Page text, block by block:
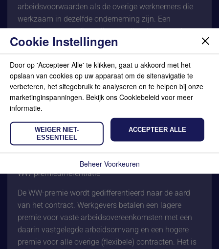
arbeidsvoorwaarden als de overige werknemers die
werkzaam in dezelfde onderneming zijn. Een
payrollwerkgever dient zijn payrollwerknemers dus
dezelfde (primaire en secundaire)
arbeidsvoorwaarden aan te bieden als de
werknemers die rechtstreeks in dienst zijn bij de
opdrachtgever. Vanaf januari 2021 heeft een
payrollmedewerker ook recht op pensioen. Het
uitzendbeding, de langere uitsluiting van de
loondoorbetalingsverplichting en de mogelijkheid
voor een verruiming van de ketenregeling zijn voor
payrollbedrijven komen te vervallen. Voor de
ketenregeling geldt overgangsrecht.
WW-premiedifferentiatie
De WW-premie wordt gedifferentieerd naar de aard
van het contract. Werkgevers betalen een lagere
premie voor vaste arbeidsovereenkomsten met een
daarin vastgelegde arbeidsomvang en een hogere
premie voor alle overige (flexibele) contracten. Het is
Cookie Instellingen
Door op 'Accepteer Alle' te klikken, gaat u akkoord met het
opslaan van cookies op uw apparaat om de sitenavigatie te
verbeteren, het sitegebruik te analyseren en te helpen bij onze
marketinginspanningen. Bekijk ons Cookiebeleid voor meer
informatie.
WEIGER NIET-
ESSENTIEEL
ACCEPTEER ALLE
Beheer Voorkeuren